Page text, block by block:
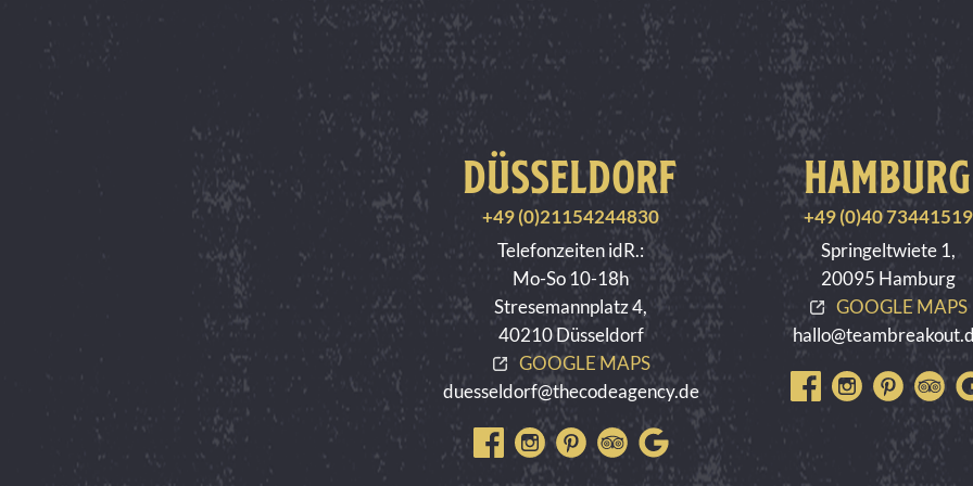
DÜSSELDORF
+49 (0)21154244830
Telefonzeiten idR.:
Mo-So 10-18h
Stresemannplatz 4,
40210 Düsseldorf
GOOGLE MAPS
duesseldorf@thecodeagency.de
HAMBURG
+49 (0)40 73441519
Springeltwiete 1,
20095 Hamburg
GOOGLE MAPS